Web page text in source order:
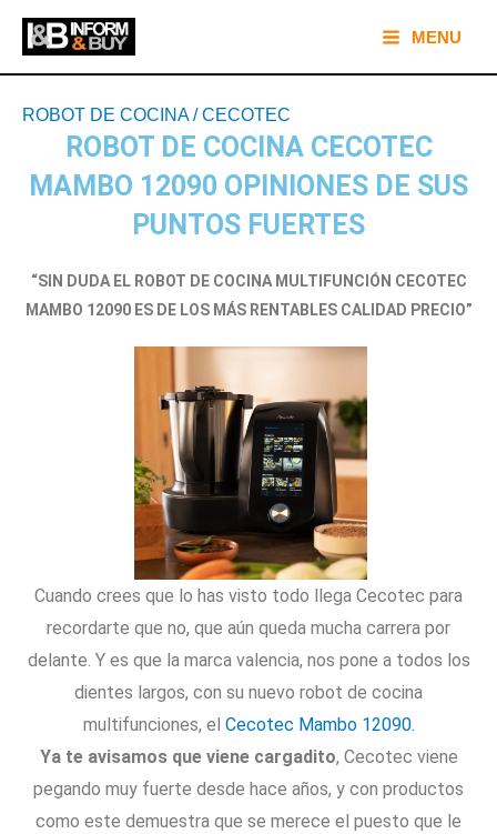
contenido
Main
Menu
MENU
ROBOT DE COCINA/CECOTEC
ROBOT DE COCINA CECOTEC
MAMBO 12090 OPINIONES DE SUS
PUNTOS FUERTES
“SIN DUDA EL ROBOT DE COCINA MULTIFUNCIÓN CECOTEC
MAMBO 12090 ES DE LOS MÁS RENTABLES CALIDAD PRECIO”
Cuando crees que lo has visto todo llega Cecotec para
recordarte que no, que aún queda mucha carrera por
delante. Y es que la marca valencia, nos pone a todos los
dientes largos, con su nuevo robot de cocina
multifunciones, el Cecotec Mambo 12090.
Ya te avisamos que viene cargadito, Cecotec viene
pegando muy fuerte desde hace años, y con productos
como este demuestra que se merece el puesto que le
de
entradas